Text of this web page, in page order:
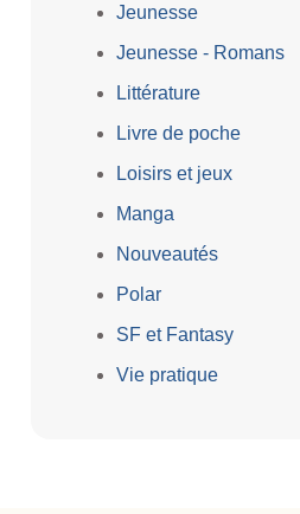
Jeunesse
Jeunesse - Romans
Littérature
Livre de poche
Loisirs et jeux
Manga
Nouveautés
Polar
SF et Fantasy
Vie pratique